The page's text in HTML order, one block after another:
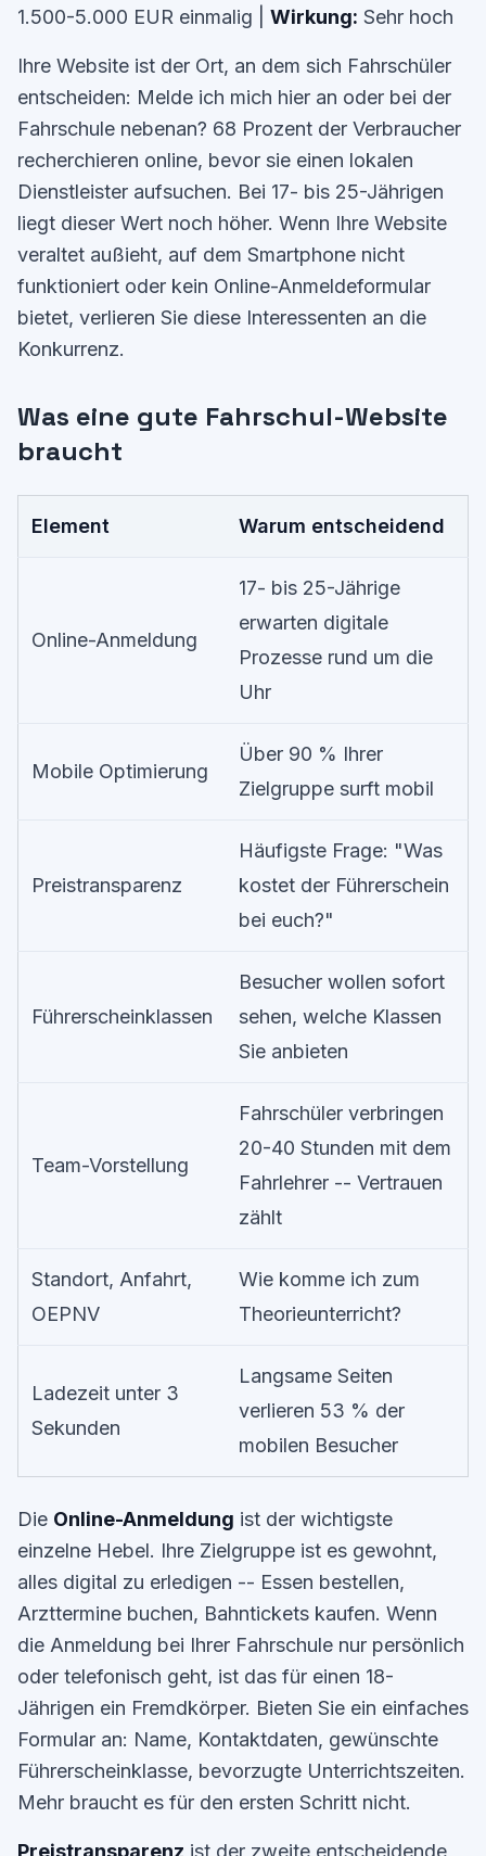
1.500-5.000 EUR einmalig | Wirkung: Sehr hoch
Ihre Website ist der Ort, an dem sich Fahrschüler
entscheiden: Melde ich mich hier an oder bei der
Fahrschule nebenan? 68 Prozent der Verbraucher
recherchieren online, bevor sie einen lokalen
Dienstleister aufsuchen. Bei 17- bis 25-Jährigen
liegt dieser Wert noch höher. Wenn Ihre Website
veraltet außieht, auf dem Smartphone nicht
funktioniert oder kein Online-Anmeldeformular
bietet, verlieren Sie diese Interessenten an die
Konkurrenz.
Was eine gute Fahrschul-Website
braucht
Element Warum entscheidend
Online-Anmeldung
17- bis 25-Jährige
erwarten digitale
Prozesse rund um die
Uhr
Mobile Optimierung
Über 90 % Ihrer
Zielgruppe surft mobil
Preistransparenz
Häufigste Frage: "Was
kostet der Führerschein
bei euch?"
Führerscheinklassen
Besucher wollen sofort
sehen, welche Klassen
Sie anbieten
Team-Vorstellung
Fahrschüler verbringen
20-40 Stunden mit dem
Fahrlehrer -- Vertrauen
zählt
Standort, Anfahrt,
OEPNV
Wie komme ich zum
Theorieunterricht?
Ladezeit unter 3
Sekunden
Langsame Seiten
verlieren 53 % der
mobilen Besucher
Die Online-Anmeldung ist der wichtigste
einzelne Hebel. Ihre Zielgruppe ist es gewohnt,
alles digital zu erledigen -- Essen bestellen,
Arzttermine buchen, Bahntickets kaufen. Wenn
die Anmeldung bei Ihrer Fahrschule nur persönlich
oder telefonisch geht, ist das für einen 18-
Jährigen ein Fremdkörper. Bieten Sie ein einfaches
Formular an: Name, Kontaktdaten, gewünschte
Führerscheinklasse, bevorzugte Unterrichtszeiten.
Mehr braucht es für den ersten Schritt nicht.
Preistransparenz ist der zweite entscheidende